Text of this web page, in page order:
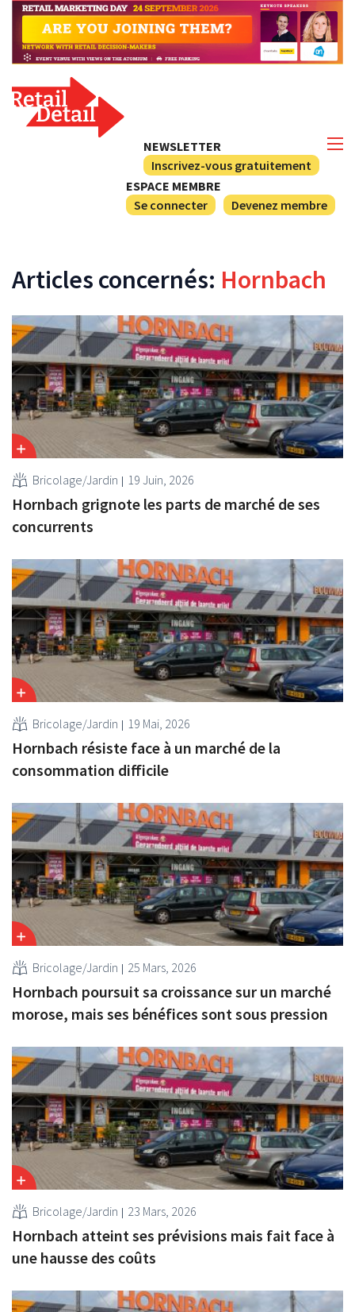
NEWSLETTER
Inscrivez-vous gratuitement
ESPACE MEMBRE
Se connecter
Devenez membre
Articles concernés: Hornbach
Bricolage/Jardin 19 Juin, 2026
Hornbach grignote les parts de marché de ses
concurrents
Bricolage/Jardin 19 Mai, 2026
Hornbach résiste face à un marché de la
consommation difficile
Bricolage/Jardin 25 Mars, 2026
Hornbach poursuit sa croissance sur un marché
morose, mais ses bénéfices sont sous pression
Bricolage/Jardin 23 Mars, 2026
Hornbach atteint ses prévisions mais fait face à
une hausse des coûts